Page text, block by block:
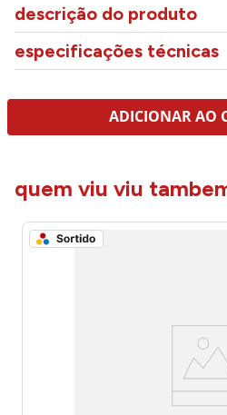
descrição do produto
especificações técnicas
ADICIONAR AO
quem viu viu